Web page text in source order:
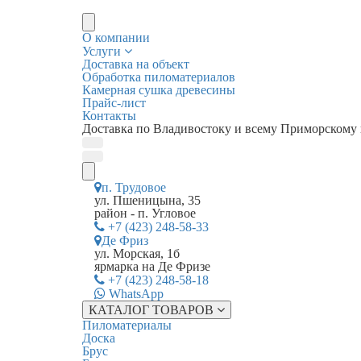
О компании
Услуги
Доставка на объект
Обработка пиломатериалов
Камерная сушка древесины
Прайс-лист
Контакты
Доставка по Владивостоку и всему
п. Трудовое
ул. Пшеницына, 35
район - п. Угловое
+7 (423) 248-58-33
Де Фриз
ул. Морская, 1б
ярмарка на Де Фризе
+7 (423) 248-58-18
WhatsApp
КАТАЛОГ ТОВАРОВ
Пиломатериалы
Доска
Брус